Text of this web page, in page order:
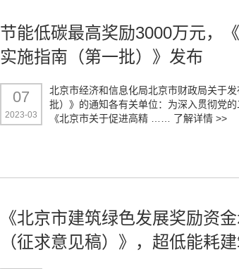
节能低碳最高奖励3000万元，
实施指南（第一批）》发布
07
2023-03
北京市经济和信息化局北京市财政局关于
批）》的通知各有关单位：为深入贯彻党
《北京市关于促进高精 …… 了解详情 >>
《北京市建筑绿色发展奖励资
（征求意见稿）》，超低能耗